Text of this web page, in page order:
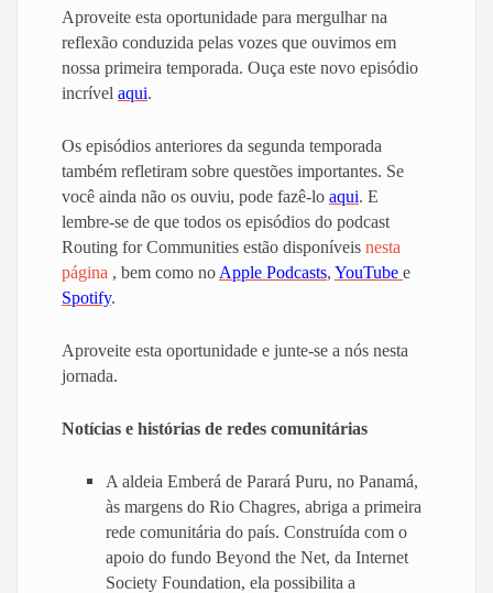
Aproveite esta oportunidade para mergulhar na
reflexão conduzida pelas vozes que ouvimos em
nossa primeira temporada. Ouça este novo episódio
incrível aqui.
Os episódios anteriores da segunda temporada
também refletiram sobre questões importantes. Se
você ainda não os ouviu, pode fazê-lo aqui. E
lembre-se de que todos os episódios do podcast
Routing for Communities estão disponíveis nesta
página , bem como no Apple Podcasts, YouTube e
Spotify.
Aproveite esta oportunidade e junte-se a nós nesta
jornada.
Notícias e histórias de redes comunitárias
A aldeia Emberá de Parará Puru, no Panamá,
às margens do Rio Chagres, abriga a primeira
rede comunitária do país. Construída com o
apoio do fundo Beyond the Net, da Internet
Society Foundation, ela possibilita a